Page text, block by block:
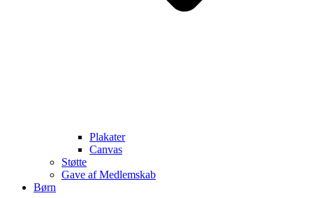
Plakater
Canvas
Støtte
Gave af Medlemskab
Børn